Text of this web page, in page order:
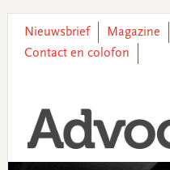
primary
main
primary
footer
Nieuwsbrief Magazine
Contact en colofon